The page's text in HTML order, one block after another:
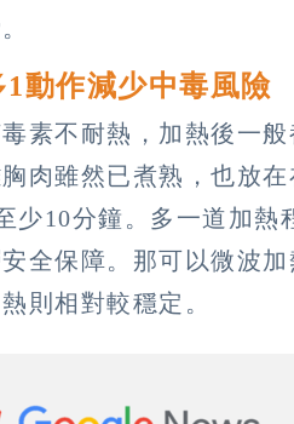
動作減少中毒風險
素不耐熱，加熱後一
肉雖然已煮熟，也放
少10分鐘。多一道加熱
全保障。那可以微波
則相對較穩定。